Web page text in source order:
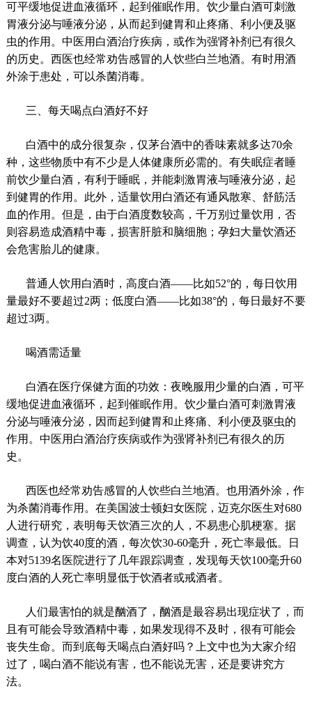
可平缓地促进血液循环，起到催眠作用。饮少量白酒可刺激
胃液分泌与唾液分泌，从而起到健胃和止疼痛、利小便及驱
虫的作用。中医用白酒治疗疾病，或作为强肾补剂已有很久
的历史。西医也经常劝告感冒的人饮些白兰地酒。有时用酒
外涂于患处，可以杀菌消毒。
三、每天喝点白酒好不好
白酒中的成分很复杂，仅茅台酒中的香味素就多达70余
种，这些物质中有不少是人体健康所必需的。有失眠症者睡
前饮少量白酒，有利于睡眠，并能刺激胃液与唾液分泌，起
到健胃的作用。此外，适量饮用白酒还有通风散寒、舒筋活
血的作用。但是，由于白酒度数较高，千万别过量饮用，否
则容易造成酒精中毒，损害肝脏和脑细胞；孕妇大量饮酒还
会危害胎儿的健康。
普通人饮用白酒时，高度白酒――比如52°的，每日饮用
量最好不要超过2两；低度白酒――比如38°的，每日最好不要
超过3两。
喝酒需适量
白酒在医疗保健方面的功效：夜晚服用少量的白酒，可平
缓地促进血液循环，起到催眠作用。饮少量白酒可刺激胃液
分泌与唾液分泌，因而起到健胃和止疼痛、利小便及驱虫的
作用。中医用白酒治疗疾病或作为强肾补剂已有很久的历
史。
西医也经常劝告感冒的人饮些白兰地酒。也用酒外涂，作
为杀菌消毒作用。在美国波士顿妇女医院，迈克尔医生对680
人进行研究，表明每天饮酒三次的人，不易患心肌梗塞。据
调查，认为饮40度的酒，每次饮30-60毫升，死亡率最低。日
本对5139名医院进行了几年跟踪调查，发现每天饮100毫升60
度白酒的人死亡率明显低于饮酒者或戒酒者。
人们最害怕的就是酗酒了，酗酒是最容易出现症状了，而
且有可能会导致酒精中毒，如果发现得不及时，很有可能会
丧失生命。而到底每天喝点白酒好吗？上文中也为大家介绍
过了，喝白酒不能说有害，也不能说无害，还是要讲究方
法。